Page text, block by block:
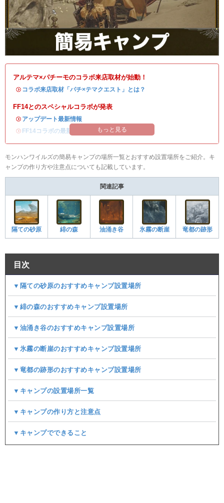
アルテマ×パチーモのコラボ来店取材が始動！
・ コラボ来店取材「パチ×テマクエスト」とは？
FF14とのスペシャルコラボが発表
・ アップデート最新情報
・ FF14コラボの最新情報 オメガ・プラネテス攻略
もっと見る
モンハンワイルズの簡易キャンプの場所一覧とおすすめ設置場所をご紹介。キ
ャンプの作り方や注意点についても記載しています。
関連記事
隔ての砂原 緋の森 油涌き谷 氷霧の断崖 竜都の跡形
目次
▼隔ての砂原のおすすめキャンプ設置場所
▼緋の森のおすすめキャンプ設置場所
▼油涌き谷のおすすめキャンプ設置場所
▼氷霧の断崖のおすすめキャンプ設置場所
▼竜都の跡形のおすすめキャンプ設置場所
▼キャンプの設置場所一覧
▼キャンプの作り方と注意点
▼キャンプでできること